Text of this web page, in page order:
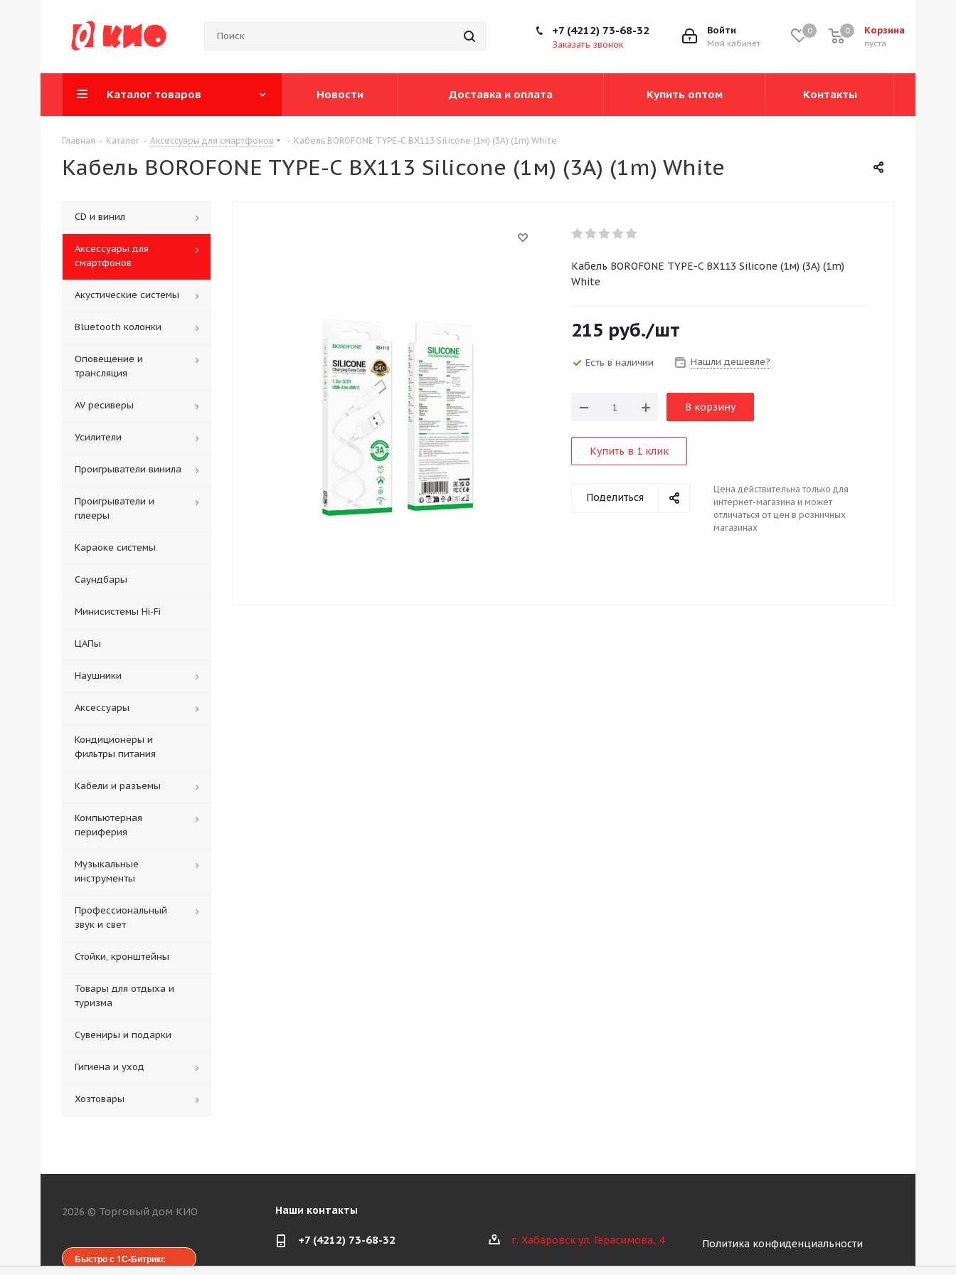
0 Корзина
0
пуста
0
Войти
Мой кабинет
+7 (4212) 73-68-32
Заказать звонок
Каталог товаров Новости Доставка и оплата Купить оптом Контакты
Главная - Каталог - Аксессуары для смартфонов - Кабель BOROFONE TYPE-C BX113 Silicone (1м) (3A) (1m) White
Кабель BOROFONE TYPE-C BX113 Silicone (1м) (3A) (1m) White
Кабель BOROFONE TYPE-C BX113 Silicone (1м) (3A) (1m)
White
215 руб./шт
Есть в наличии Нашли дешевле?
В корзину
Купить в 1 клик
Поделиться
Цена действительна только для
интернет-магазина и может
отличаться от цен в розничных
магазинах
CD и винил
Аксессуары для
смартфонов
Акустические системы
Bluetooth колонки
Оповещение и
трансляция
AV ресиверы
Усилители
Проигрыватели винила
Проигрыватели и
плееры
Караоке системы
Саундбары
Минисистемы Hi-Fi
ЦАПы
Наушники
Аксессуары
Кондиционеры и
фильтры питания
Кабели и разъемы
Компьютерная
периферия
Музыкальные
инструменты
Профессиональный
звук и свет
Стойки, кронштейны
Товары для отдыха и
туризма
Сувениры и подарки
Гигиена и уход
Хозтовары
2026 © Торговый дом КИО
Быстро с 1С-Битрикс
Наши контакты
+7 (4212) 73-68-32 г. Хабаровск ул. Герасимова, 4 Политика конфиденциальности